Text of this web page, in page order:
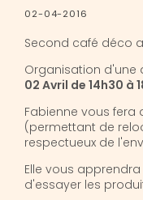
02-04-2016
Second café déco
Organisation d'une
02 Avril de 14h30 à
Fabienne vous
(permettant de
respectueux de
Elle vous
d'essayer les